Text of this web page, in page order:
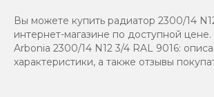
Вы можете купить радиатор 2300/14
интернет-магазине по доступной
Arbonia 2300/14 N12 3/4 RAL 9016:
характеристики, а также отзывы